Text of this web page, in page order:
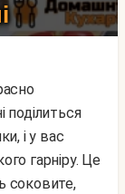
і у вас
гарніру. Це
соковите,